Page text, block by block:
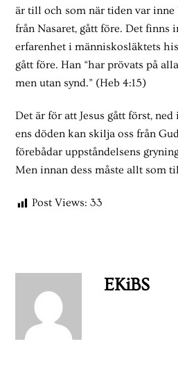
är till och som när tiden var inne
från Nasaret, gått före. Det finns
erfarenhet i människosläktets
gått före. Han “har prövats på
men utan synd.” (Heb 4:15)
Det är för att Jesus gått först,
ens döden kan skilja oss från
förebådar uppståndelsens
Men innan dess måste allt som
Post Views: 33
EKiBS